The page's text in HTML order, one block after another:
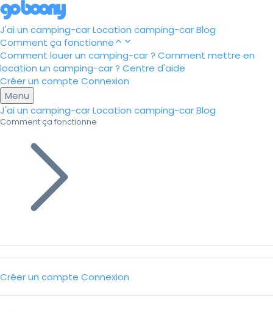
J'ai un camping-carLocation camping-carBlog
Comment ça fonctionne
Comment louer un camping-car ? Comment mettre en
location un camping-car ? Centre d'aide
Créer un compte Connexion
Menu
J'ai un camping-carLocation camping-carBlog
Comment ça fonctionne
Créer un compte Connexion